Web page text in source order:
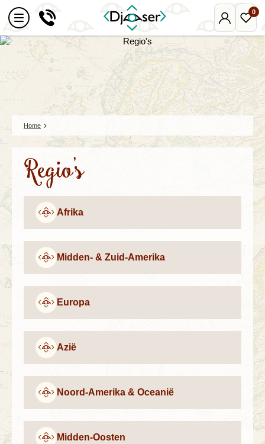
Mijn
Djoser
0
Home
Regio's
Afrika
Midden- & Zuid-Amerika
Europa
Azië
Noord-Amerika & Oceanië
Midden-Oosten